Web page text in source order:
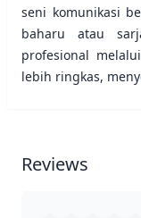
seni komunikasi
baharu atau
profesional
lebih ringkas,
Reviews